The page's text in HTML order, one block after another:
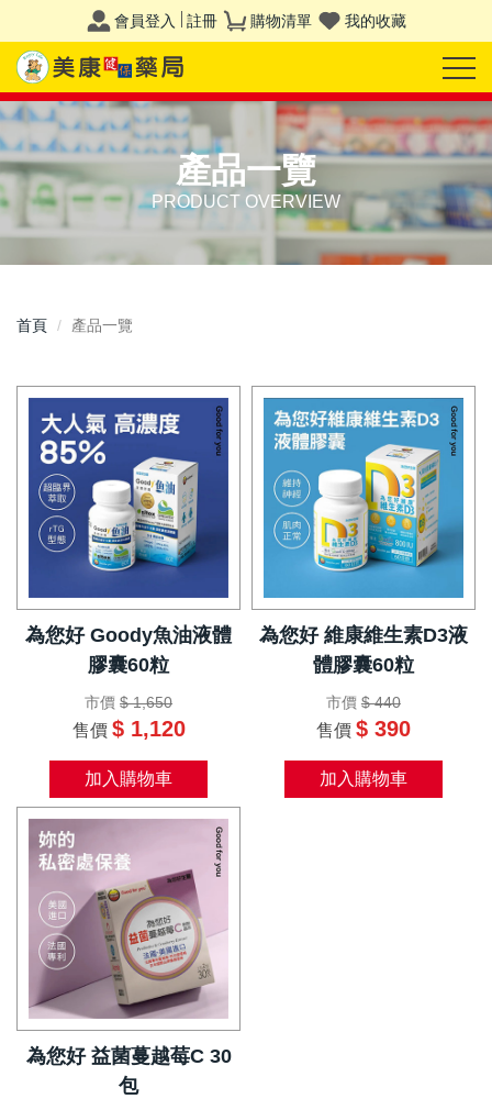
會員登入 註冊 購物清單 我的收藏
產品一覽
PRODUCT OVERVIEW
首頁 產品一覽
為您好 Goody魚油液體
膠囊60粒
市價 $ 1,650
售價 $ 1,120
加入購物車
為您好 維康維生素D3液
體膠囊60粒
市價 $ 440
售價 $ 390
加入購物車
為您好 益菌蔓越莓C 30
包